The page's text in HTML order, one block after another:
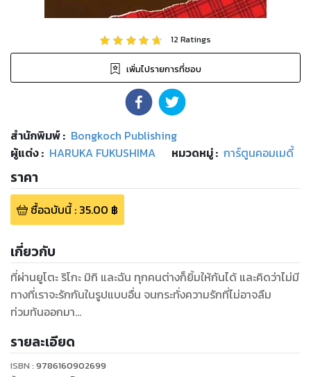
12Ratings
เพิ่มไปรายการที่ชอบ
สำนักพิมพ์: Bongkoch Publishing
ผู้แต่ง : HARUKA FUKUSHIMA หมวดหมู่: การ์ตูนคอมเมดี้
ราคา
ซื้อฉบับนี้: 35.00 ฿
เกี่ยวกับ
ที่ผ่านยูโตะ ริโกะ มิกิ และฉัน ทุกคนต่างก็ยิ้มให้กันได้ และคิดว่าไม่มี
ทางที่เราจะรักกันในรูปแบบอื่น จนกระทั่งความรักที่ไม่อาจลืม
ท่วมท้นออกมา…
รายละเอียด
ISBN : 9786160902699